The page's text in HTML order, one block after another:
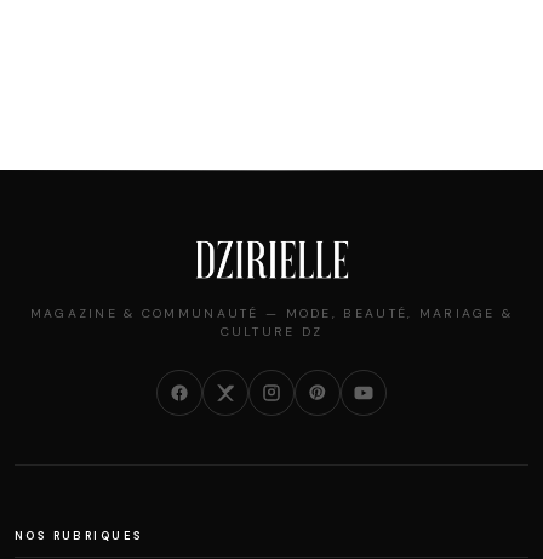
MAGAZINE & COMMUNAUTÉ — MODE, BEAUTÉ, MARIAGE &
CULTURE DZ
NOS RUBRIQUES